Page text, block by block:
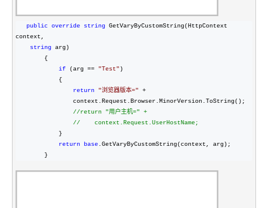
public override string GetVaryByCustomString(HttpContext
context,
string arg)
if (arg == "Test" )
return
"浏览器版本=" +
//return "用户主机=" +
//
    context.Request.UserHostName;
return
base.GetVaryByCustomString(context, arg);
        }